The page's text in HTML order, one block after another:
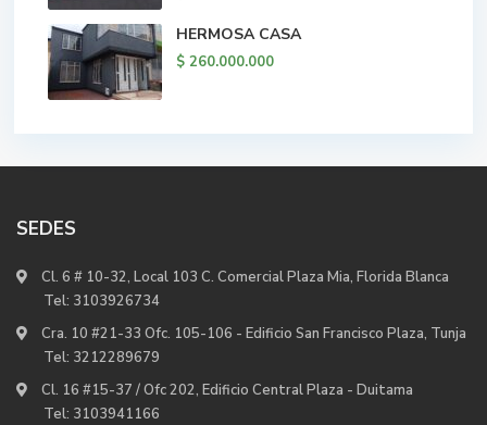
HERMOSA CASA
$ 260.000.000
SEDES
Cl. 6 # 10-32, Local 103 C. Comercial Plaza Mia, Florida Blanca
Tel: 3103926734
Cra. 10 #21-33 Ofc. 105-106 - Edificio San Francisco Plaza, Tunja
Tel: 3212289679
Cl. 16 #15-37 / Ofc 202, Edificio Central Plaza - Duitama
Tel: 3103941166